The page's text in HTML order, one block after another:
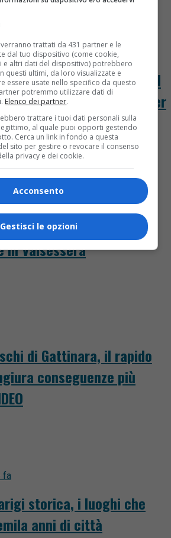
visto dal Tovo: il
baite, cresce l’allarme per
comincia a respirare.
in Valsessera
di Gattinara, il rapido
conseguenze più
fa
storica, i luoghi che
anni di città
trattati da 431 partner e le
dal tuo dispositivo (come cookie,
e altri dati del dispositivo) potrebbero
questi ultimi, da loro visualizzate e
essere usate nello specifico da questo
potremmo utilizzare dati di
Elenco dei partner.
trattare i tuoi dati personali sulla
al quale puoi opporti gestendo
Cerca un link in fondo a questa
sito per gestire o revocare il consenso
privacy e dei cookie.
Acconsento
Gestisci le opzioni